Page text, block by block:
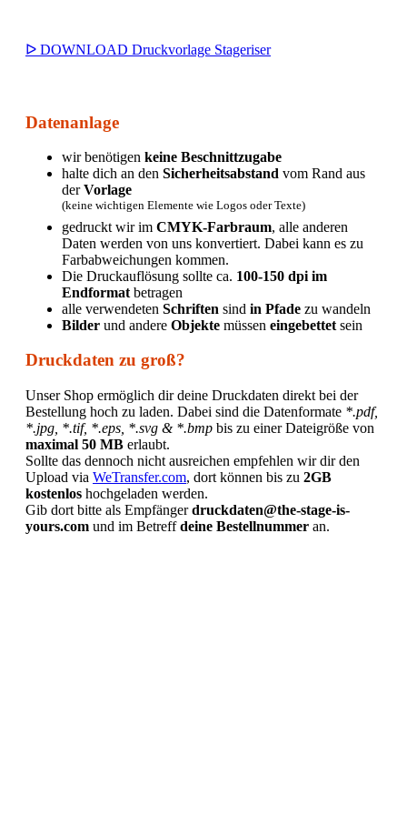
ᐅ DOWNLOAD Druckvorlage Stageriser
Datenanlage
wir benötigen keine Beschnittzugabe
halte dich an den Sicherheitsabstand vom Rand aus
derVorlage
(keine wichtigen Elemente wie Logos oder Texte)
gedruckt wir im CMYK-Farbraum, alle anderen
Daten werden von uns konvertiert. Dabei kann es zu
Farbabweichungen kommen.
Die Druckauflösung sollte ca. 100-150 dpi im
Endformat betragen
alle verwendeten Schriften sind in Pfade zu wandeln
Bilder und andere Objekte müssen eingebettet sein
Druckdaten zu groß?
Unser Shop ermöglich dir deine Druckdaten direkt bei der
Bestellung hoch zu laden. Dabei sind die Datenformate *.pdf,
*.jpg, *.tif, *.eps, *.svg & *.bmp bis zu einer Dateigröße von
maximal 50 MB erlaubt.
Sollte das dennoch nicht ausreichen empfehlen wir dir den
Upload via WeTransfer.com, dort können bis zu 2GB
kostenlos hochgeladen werden.
Gib dort bitte als Empfängerdruckdaten@the-stage-is-
yours.com und im Betreffdeine Bestellnummer an.